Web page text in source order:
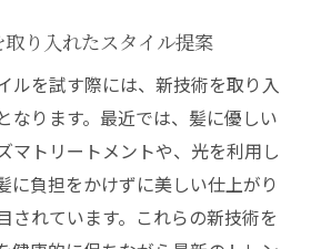
り入れたスタイル提案
ルを試す際には、新技術を取り入
なります。最近では、髪に優しい
マトリートメントや、光を利用し
に負担をかけずに美しい仕上がり
されています。これらの新技術を